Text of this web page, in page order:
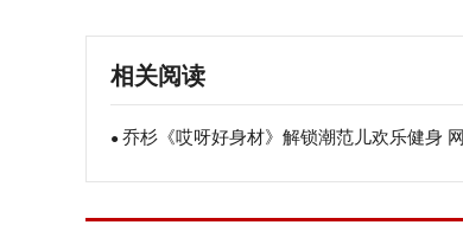
相关阅读
● 乔杉《哎呀好身材》解锁潮范儿欢乐健身 网
友：笑出腹肌